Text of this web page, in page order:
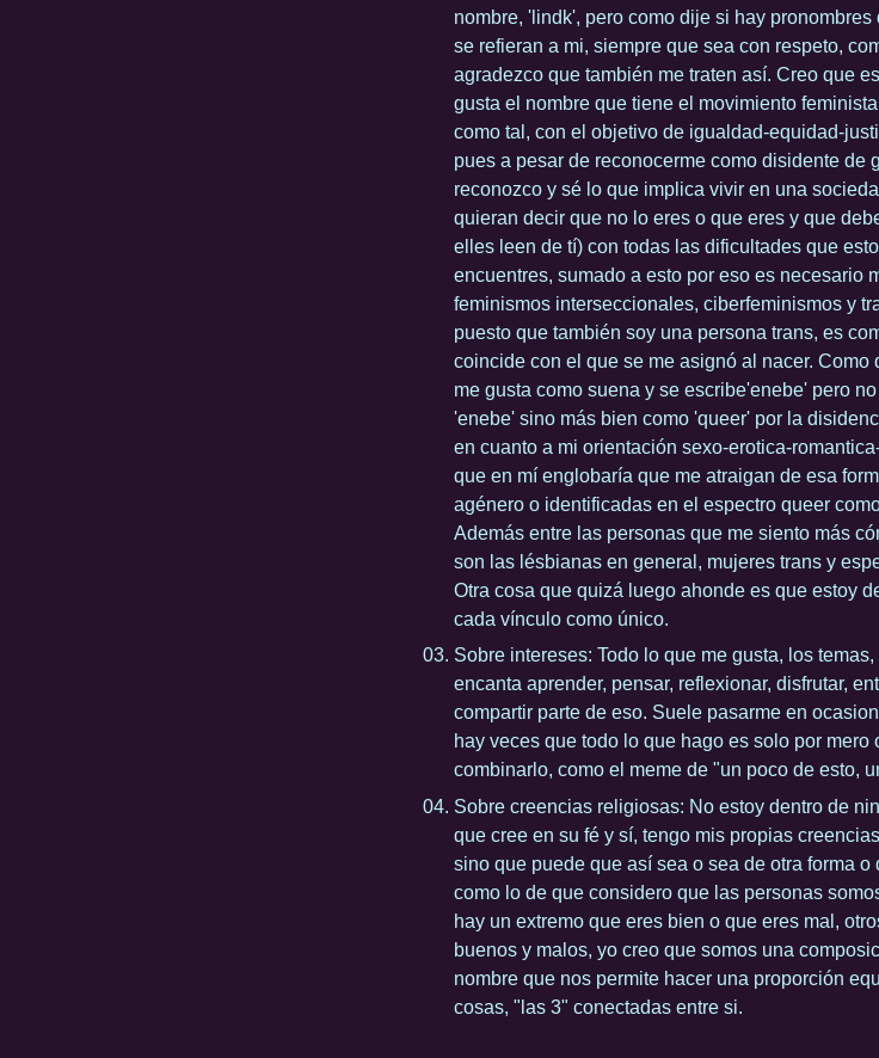
nombre, 'lindk', pero como dije si hay
se refieran a mi, siempre que sea con respeto,
agradezco que también me traten así. Creo que
gusta el nombre que tiene el movimiento
como tal, con el objetivo de igualdad-equidad-
pues a pesar de reconocerme como disidente de
reconozco y sé lo que implica vivir en una
quieran decir que no lo eres o que eres y que
elles leen de tí) con todas las dificultades que
encuentres, sumado a esto por eso es necesario
feminismos interseccionales, ciberfeminismos y
puesto que también soy una persona trans, es
coincide con el que se me asignó al nacer.
me gusta como suena y se escribe'enebe' pero
'enebe' sino más bien como 'queer' por la
en cuanto a mi orientación sexo-erotica-
que en mí englobaría que me atraigan de esa
agénero o identificadas en el espectro queer
Además entre las personas que me siento más
son las lésbianas en general, mujeres trans y
Otra cosa que quizá luego ahonde es que estoy
cada vínculo como único.
Sobre intereses: Todo lo que me gusta, los
encanta aprender, pensar, reflexionar, disfrutar,
compartir parte de eso. Suele pasarme en
hay veces que todo lo que hago es solo por
combinarlo, como el meme de "un poco de esto,
Sobre creencias religiosas: No estoy dentro de
que cree en su fé y sí, tengo mis propias
sino que puede que así sea o sea de otra forma
como lo de que considero que las personas
hay un extremo que eres bien o que eres mal,
buenos y malos, yo creo que somos una
nombre que nos permite hacer una proporción
cosas, "las 3" conectadas entre si.